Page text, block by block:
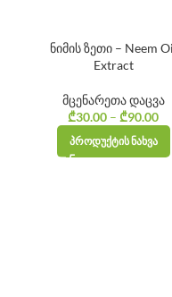
ნიმის ზეთი – Neem
Extract
მცენარეთა დაცვა
₾30.00 – ₾90.00
ᲞᲠᲝᲓᲣᲥᲢᲘᲡ ᲜᲐᲮᲕᲐ